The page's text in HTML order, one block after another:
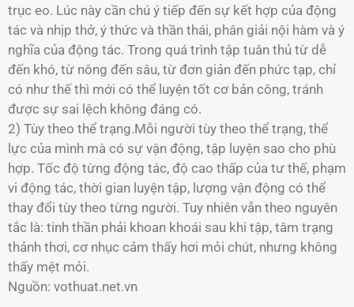
trục eo. Lúc này cần chú ý tiếp đến sự kết hợp của động
tác và nhịp thở, ý thức và thần thái, phân giải nội hàm và ý
nghĩa của động tác. Trong quá trình tập tuân thủ từ dễ
đến khó, từ nông đến sâu, từ đơn giản đến phức tạp, chỉ
có như thế thì mới có thể luyện tốt cơ bản công, tránh
được sự sai lệch không đáng có.
2) Tùy theo thể trạng.Mỗi người tùy theo thể trạng, thể
lực của mình mà có sự vận động, tập luyện sao cho phù
hợp. Tốc độ từng động tác, độ cao thấp của tư thế, phạm
vi động tác, thời gian luyện tập, lượng vận động có thể
thay đổi tùy theo từng người. Tuy nhiên vẫn theo nguyên
tắc là: tinh thần phải khoan khoái sau khi tập, tâm trạng
thảnh thơi, cơ nhục cảm thấy hơi mỏi chút, nhưng không
thấy mệt mỏi.
Nguồn: vothuat.net.vn